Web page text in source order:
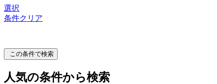
選択
条件クリア
この条件で検索
人気の条件から検索